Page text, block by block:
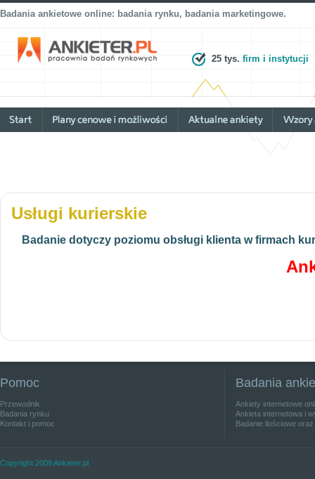
Badania ankietowe online: badania rynku, badania marketingowe.
25 tys. firm i instytucji
Usługi kurierskie
Badanie dotyczy poziomu obsługi klienta w firmach
Pomoc
Przewodnik
Badania rynku
Kontakt i pomoc
Badania
Ankiety internetowe
Ankieta internetowa i
Badanie ilościowe
Copyright 2009 Ankieter.pl